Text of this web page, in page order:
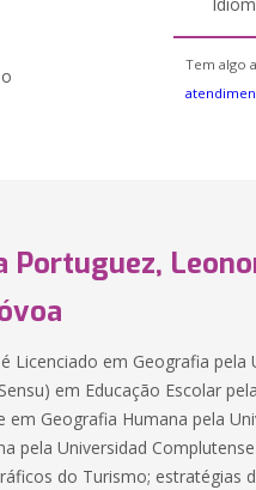
Tem algo
Portuguez,
Licenciado em Geografia pela
em Educação Escolar
Geografia Humana pela
pela Universidad
do Turismo; estratégias